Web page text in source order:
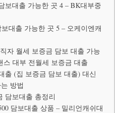
보대출 가능한 곳 4 – BK대부중
대출 가능한 곳 5 – 오케이엔캐
자 월세 보증금 담보 대출 가능
스 대부 전월세 보증금 대출
출 (집 보증금 담보 대출) 대신
방법
담보대출 총정리
담보대출 상품 – 밀리언캐쉬대